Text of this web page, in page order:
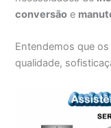
conversão e
Entendemos que
qualidade,